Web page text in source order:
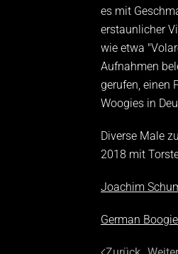
es mit
erstaunlicher
wie etwa
Aufnahmen
gerufen, einen
Woogies in
Diverse Male
2018 mit
Joachim
German